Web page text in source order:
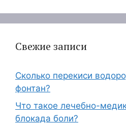
Свежие записи
Сколько перекиси
фонтан?
Что такое лечебно-
блокада боли?